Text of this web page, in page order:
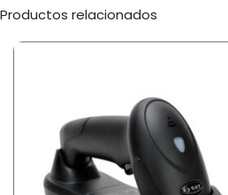
Productos relacionados